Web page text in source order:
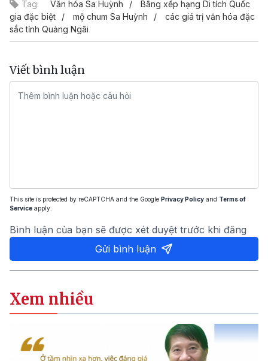
Tag: Văn hóa Sa Huỳnh
Bằng xếp hạng Di tích Quốc
gia đặc biệt
mộ chum Sa Huỳnh
các giá trị văn hóa đặc
sắc tỉnh Quảng Ngãi
Viết bình luận
This site is protected by reCAPTCHA and the Google Privacy Policy and Terms of
Service apply.
Bình luận của bạn sẽ được xét duyệt trước khi đăng
Gửi bình luận
Xem nhiều